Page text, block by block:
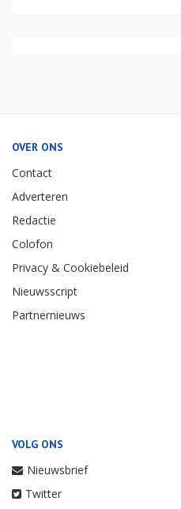
OVER ONS
Contact
Adverteren
Redactie
Colofon
Privacy & Cookiebeleid
Nieuwsscript
Partnernieuws
VOLG ONS
Nieuwsbrief
Twitter